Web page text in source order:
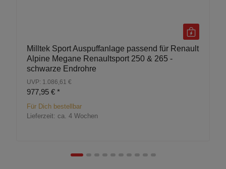
Milltek Sport Auspuffanlage passend für Renault
Alpine Megane Renaultsport 250 & 265 -
schwarze Endrohre
UVP: 1.086,61 €
977,95 € *
Für Dich bestellbar
Lieferzeit: ca. 4 Wochen